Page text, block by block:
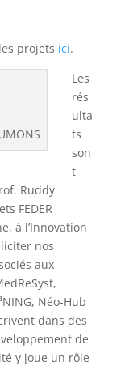
projets ici.
Les
rés
ulta
ts
son
t
Ruddy
FEDER
à l’Innovation
nos
aux
Néo-Hub
dans des
de
y joue un rôle